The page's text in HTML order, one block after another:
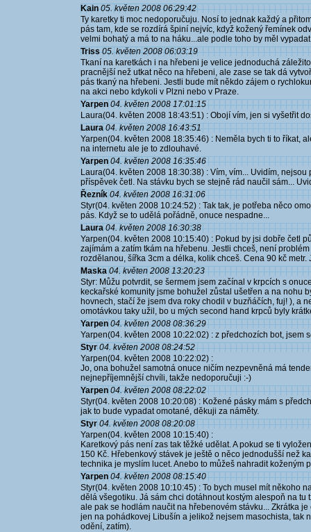
Kain 05. květen 2008 06:29:42
Ty karetky ti moc nedoporučuju. Nosí to jednak každý a
pás tam, kde se rozdírá špiní nejvíc, když kožený řemínek
velmi bohatý a má to na háku...ale podle toho by měl
Triss 05. květen 2008 06:03:19
Tkaní na karetkách i na hřebeni je velice jednoduchá
pracnější než utkat něco na hřebeni, ale zase se tak dá
pás tkaný na hřebeni. Jestli bude mít někdo zájem o
na akci nebo kdykoli v Plzni nebo v Praze.
Yarpen 04. květen 2008 17:01:15
Laura(04. květen 2008 18:43:51) : Obojí vím, jen si vyšetřit
Laura 04. květen 2008 16:43:51
Yarpen(04. květen 2008 18:35:46) : Neměla bych ti to říkat,
na internetu ale je to zdlouhavé.
Yarpen 04. květen 2008 16:35:46
Laura(04. květen 2008 18:30:38) : Vím, vím... Uvidím,
příspěvek četl. Na stávku bych se stejně rád naučil sám...
Řezník 04. květen 2008 16:31:06
Styr(04. květen 2008 10:24:52) : Tak tak, je potřeba něco
pás. Když se to udělá pořádně, onuce nespadne...
Laura 04. květen 2008 16:30:38
Yarpen(04. květen 2008 10:15:40) : Pokud by jsi dobře četl
zajímám a zatím tkám na hřebenu. Jestli chceš, není
rozdělanou, šířka 3cm a délka, kolik chceš. Cena 90 kč
Maska 04. květen 2008 13:20:23
Styr: Můžu potvrdit, se šermem jsem začínal v krpcích s
keckařské komunity jsme bohužel zůstal ušetřen a na nohu
hovnech, stačí že jsem dva roky chodil v buzňáčích, fuj! ), a
omotávkou taky užil, bo u mých second hand krpců byly
Yarpen 04. květen 2008 08:36:29
Yarpen(04. květen 2008 10:22:02) : z předchozích bot, jsem
Styr 04. květen 2008 08:24:52
Yarpen(04. květen 2008 10:22:02) :
Jo, ona bohužel samotná onuce ničím nezpevněná má
nejnepříjemnější chvíli, takže nedoporučuji :-)
Yarpen 04. květen 2008 08:22:02
Styr(04. květen 2008 10:20:08) : Kožené pásky mám s
jak to bude vypadat omotané, děkuji za náměty.
Styr 04. květen 2008 08:20:08
Yarpen(04. květen 2008 10:15:40) :
Karetkový pás není zas tak těžké udělat. A pokud se ti
150 Kč. Hřebenkový stávek je ještě o něco jednodušší než
technika je myslím lucet. Anebo to můžeš nahradit koženým
Yarpen 04. květen 2008 08:15:40
Styr(04. květen 2008 10:10:45) : To bych musel mít někoho
dělá všegotiku. Já sám chci dotáhnout kostým alespoň na tu
ale pak se hodlám naučit na hřebenovém stávku... Zkrátka
jen na pohádkovej Libušín a jelikož nejsem masochista, tak
odění, zatím).